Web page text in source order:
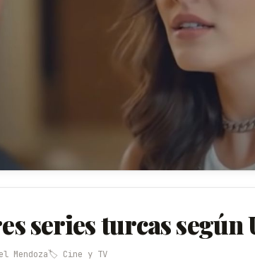
series turcas según
Mendoza🏷️ Cine y TV